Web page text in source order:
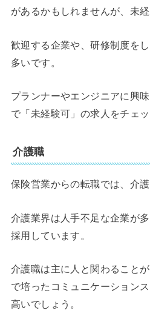
があるかもしれませんが、未
歓迎する企業や、研修制度を
多いです。
プランナーやエンジニアに興
で「未経験可」の求人をチェ
介護職
保険営業からの転職では、介
介護業界は人手不足な企業が
採用しています。
介護職は主に人と関わること
で培ったコミュニケーション
高いでしょう。